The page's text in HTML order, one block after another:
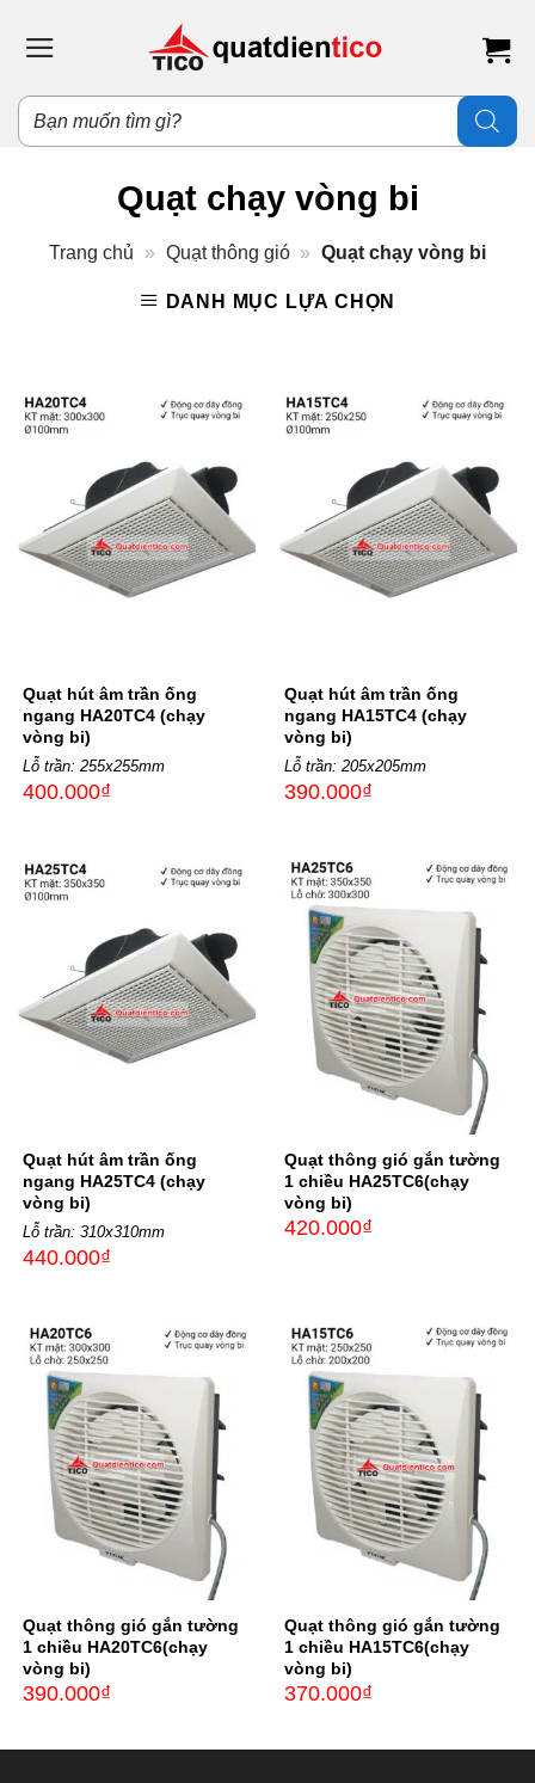
qua
dung
Tìm
kiếm
sản
Quạt chạy vòng bi
Trang chủ » Quạt thông gió » Quạt chạy vòng bi
DANH MỤC LỰA CHỌN
Quạt hút âm trần ống
ngang HA20TC4 (chạy
vòng bi)
Lỗ trần: 255x255mm
400.000₫
Quạt hút âm trần ống
ngang HA15TC4 (chạy
vòng bi)
Lỗ trần: 205x205mm
390.000₫
Quạt hút âm trần ống
ngang HA25TC4 (chạy
vòng bi)
Lỗ trần: 310x310mm
440.000₫
Quạt thông gió gắn tường
1 chiều HA25TC6(chạy
vòng bi)
420.000₫
Quạt thông gió gắn tường
1 chiều HA20TC6(chạy
vòng bi)
390.000₫
Quạt thông gió gắn tường
1 chiều HA15TC6(chạy
vòng bi)
370.000₫